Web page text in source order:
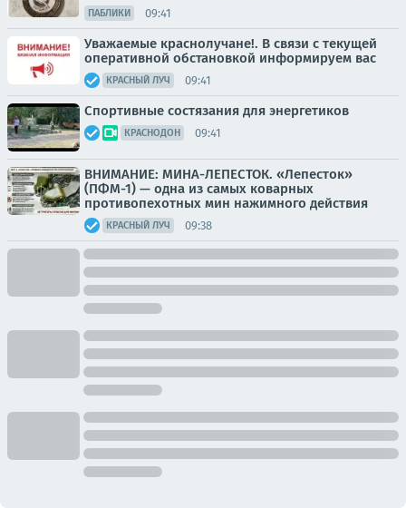
ПАБЛИКИ 09:41
Уважаемые краснолучане!. В связи с текущей
оперативной обстановкой информируем вас
КРАСНЫЙ ЛУЧ 09:41
Спортивные состязания для энергетиков
КРАСНОДОН 09:41
ВНИМАНИЕ: МИНА-ЛЕПЕСТОК. «Лепесток»
(ПФМ-1) — одна из самых коварных
противопехотных мин нажимного действия
КРАСНЫЙ ЛУЧ 09:38